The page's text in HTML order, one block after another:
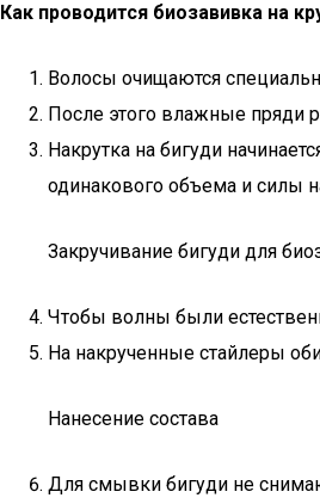
Как проводится биозавивка на
Волосы очищаются
После этого влажные пряди
Накрутка на бигуди
одинакового объема и силы
Закручивание бигуди для
Чтобы волны были
На накрученные стайлеры
Нанесение состава
Для смывки бигуди не